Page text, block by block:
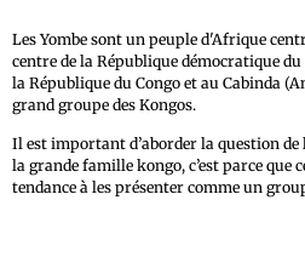
Les Yombe sont un peuple d'Afrique
centre de la République démocratique du
la République du Congo et au Cabinda
grand groupe des Kongos.
Il est important d’aborder la question de
la grande famille kongo, c’est parce que
tendance à les présenter comme un